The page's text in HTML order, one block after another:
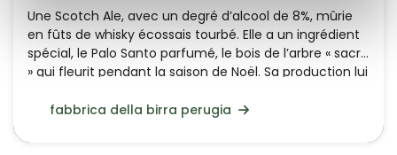
Une Scotch Ale, avec un degré d’alcool de 8%, mûrie
en fûts de whisky écossais tourbé. Elle a un ingrédient
spécial, le Palo Santo parfumé, le bois de l’arbre « sacré
» qui fleurit pendant la saison de Noël. Sa production lui
structure maltée, ses parfums boisés avec des notes
fabbrica della birra perugia